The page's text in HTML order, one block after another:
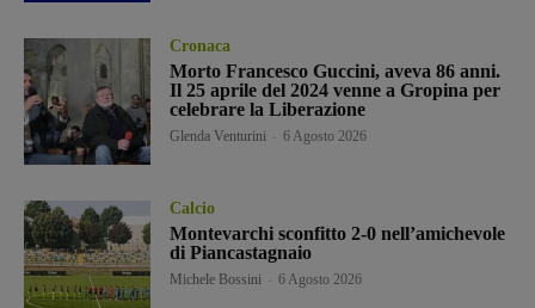
Cronaca
Morto Francesco Guccini, aveva 86 anni.
Il 25 aprile del 2024 venne a Gropina per
celebrare la Liberazione
Glenda Venturini 6 Agosto 2026
Calcio
Montevarchi sconfitto 2-0 nell’amichevole
di Piancastagnaio
Michele Bossini 6 Agosto 2026